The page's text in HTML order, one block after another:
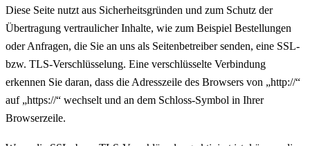
Diese Seite nutzt aus Sicherheitsgründen und zum Schutz der
Übertragung vertraulicher Inhalte, wie zum Beispiel Bestellungen
oder Anfragen, die Sie an uns als Seitenbetreiber senden, eine SSL-
bzw. TLS-Verschlüsselung. Eine verschlüsselte Verbindung
erkennen Sie daran, dass die Adresszeile des Browsers von „http://“
auf „https://“ wechselt und an dem Schloss-Symbol in Ihrer
Browserzeile.